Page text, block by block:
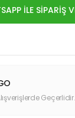
İLE SİPARİŞ
Geçerlidir.